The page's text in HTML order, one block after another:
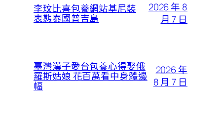
李玟比喜包養網站基尼裝
表態泰國普吉島
2026 年 8
月 7 日
臺灣漢子愛台包養心得娶俄
羅斯姑娘 花百萬看中身體邊
幅
2026 年
8 月 7 日